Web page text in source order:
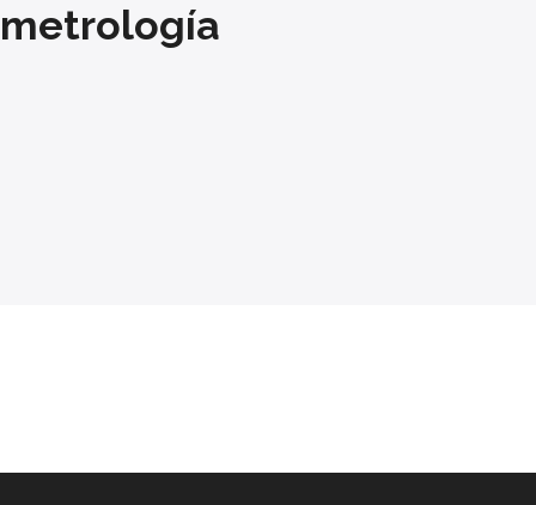
metrología